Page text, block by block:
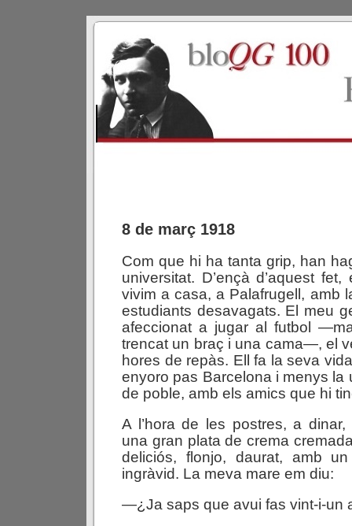
8 de març 1918
Com que hi ha tanta grip, han
universitat. D’ençà d’aquest
vivim a casa, a Palafrugell, amb
estudiants desavagats. El meu
afeccionat a jugar al futbol
trencat un braç i una cama—, el
hores de repàs. Ell fa la seva
enyoro pas Barcelona i menys la
de poble, amb els amics que hi
A l’hora de les postres, a
una gran plata de crema
deliciós, flonjo, daurat, amb
ingràvid. La meva mare em diu:
—¿Ja saps que avui fas vint-i-un